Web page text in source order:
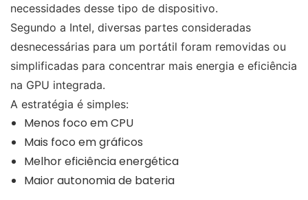
necessidades desse tipo de dispositivo.
Segundo a Intel, diversas partes consideradas
desnecessárias para um portátil foram removidas ou
simplificadas para concentrar mais energia e eficiência
na GPU integrada.
A estratégia é simples:
Menos foco em CPU
Mais foco em gráficos
Melhor eficiência energética
Maior autonomia de bateria